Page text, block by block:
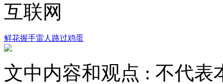
互联网
鲜花握手雷人 路过鸡蛋
文中内容和观点 : 不代表